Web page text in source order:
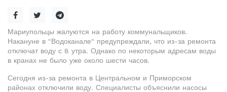
Мариупольцы жалуются на работу коммунальщиков.
Накануне в "Водоканале" предупреждали, что из-за ремонта
отключат воду с 8 утра. Однако по некоторым адресам воды
в кранах не было уже около шести часов.
Сегодня из-за ремонта в Центральном и Приморском
районах отключили воду. Специалисты объяснили насосы